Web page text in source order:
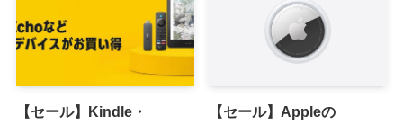
【セール】Kindle・
【セール】Appleの